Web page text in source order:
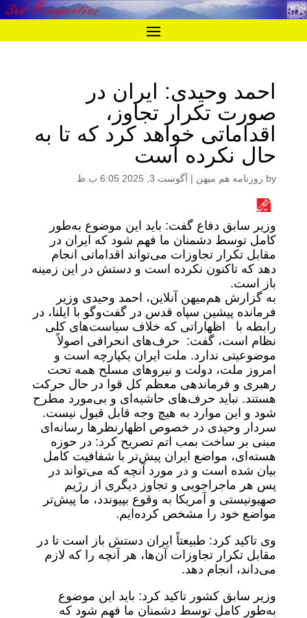
احمد وحیدی: ایران در
صورت تکرار تجاوز،
اقداماتی خواهد کرد که تا به
حال نکرده‌ است
by روزنامه هم میهن | آگوست 3, 2025 6:05 ب.ظ
وزیر سابق دفاع گفت: باید این موضوع به‌طور
کامل توسط دشمنان ما فهم شود که ایران در
مقابل تکرار تجاوزات می‌تواند اقداماتی انجام
دهد که تاکنون نکرده است و دستش در این زمینه
باز است.
به گزارش هم‌میهن آنلاین، احمد وحیدی وزیر
فرمانده پیشین سپاه قدس در گفت‌وگو با ایلنا، در
رابطه با اظهاراتی که خلاف سیاست‌های کلی
نظام است، گفت: حرف‌های انحرافی اصولاً
موضوعیتی ندارد. ملت ایران یکپارچه است و
امروز ملت، دولت و نیروهای مسلح همه تحت
رهبری و فرماندهی معظم کل قوا در حال حرکت
هستند. نباید حرف‌های حاشیه‌ای و بی‌مورد مطرح
شود و این موارد به هیچ وجه قابل قبول نیست.
سردار وحیدی در خصوص اظهارنظر‌ها رسانه‌ای
مبنی بر ساخت بمب اتم تصریح کرد: در حوزه
هسته‌ای، مواضع ایران پیش‌تر با شفافیت کامل
بیان شده است و در مورد آنچه که می‌تواند در
پس هر ماجراجویی و تجاوز دیگری از رژیم
صهیونیستی و آمریکا به وقوع بپیوندد، ما پیش‌تر
مواضع خود را مشخص کرده‌ایم.
وی تاکید کرد: طبیعتاً ایران دستش باز است تا در
مقابل تکرار تجاوزات آن‌ها، هر آنچه را که لازم
می‌داند، انجام دهد.
وزیر سابق کشور تاکید کرد: باید این موضوع
به‌طور کامل توسط دشمنان ما فهم شود که